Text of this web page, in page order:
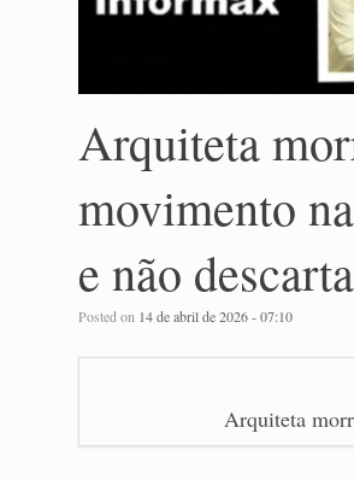
Arquiteta
movimento
e não
Posted on 14 de abril de 2026 - 07:10
Arquiteta